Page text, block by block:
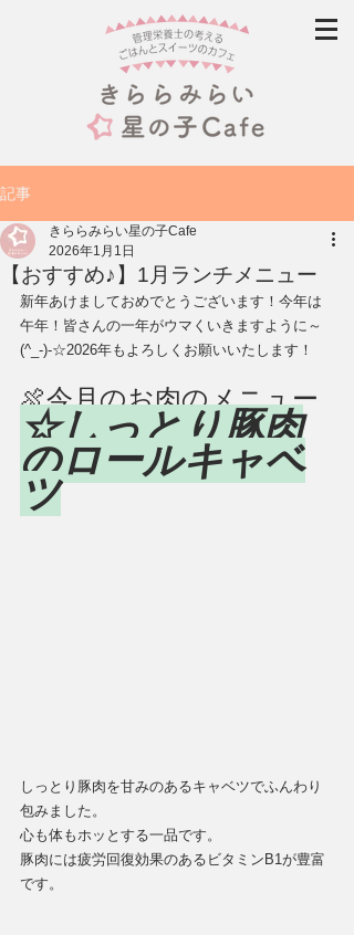
記事
【おすすめ♪】1月ランチメニュー
きららみらい星の子Cafe
2026年1月1日
新年あけましておめでとうございます！今年は
午年！皆さんの一年がウマくいきますように～
(^_-)-☆2026年もよろしくお願いいたします！
🍖今月のお肉のメニュー
☆しっとり豚肉
のロールキャベ
ツ
しっとり豚肉を甘みのあるキャベツでふんわり
包みました。
心も体もホッとする一品です。
豚肉には疲労回復効果のあるビタミンB1が豊富
です。